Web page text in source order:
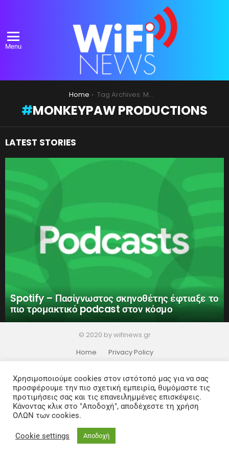
Menu
Home Tag Archives: Monkeypaw Productions
MONKEYPAW PRODUCTIONS
LATEST STORIES
Spotify – Πασίγνωστος σκηνοθέτης έφτιαξε το
πιο τρομακτικό podcast στον κόσμο
© 2020 by wifinews.gr
Home
Privacy Policy
Χρησιμοποιούμε cookies στον ιστότοπό μας για να σας
προσφέρουμε την πιο σχετική εμπειρία, θυμόμαστε τις
προτιμήσεις σας και τις επανειλημμένες επισκέψεις.
Κάνοντας κλικ στο "Αποδοχή", αποδέχεστε τη χρήση
ΟΛΩΝ των cookies.
Cookie settings Αποδοχή